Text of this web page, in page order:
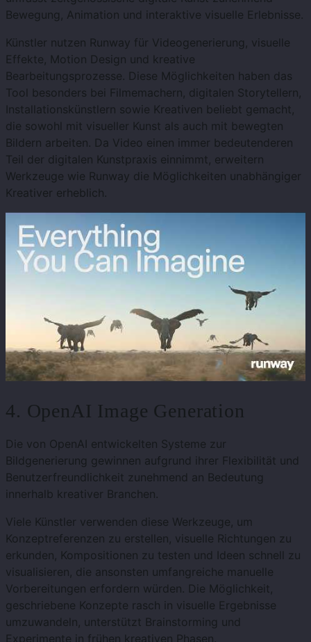
Bewegung, Animation und interaktive visuelle Erlebnisse.
Künstler nutzen Runway für Videogenerierung, visuelle
Effekte, Motion Design und kreative
Bearbeitungsprozesse. Diese Möglichkeiten haben das
Tool besonders bei Filmemachern, digitalen Storytellern,
Installationskünstlern sowie Kreativen beliebt gemacht,
die sowohl mit visueller Kunst als auch mit bewegten
Bildern arbeiten. Da Video einen immer bedeutenderen
Teil der digitalen Kunstpraxis einnimmt, erweitern
Werkzeuge wie Runway die Möglichkeiten unabhängiger
Kreativer erheblich.
4. OpenAI Image Generation
Die von OpenAI entwickelten Systeme zur
Bildgenerierung gewinnen aufgrund ihrer Flexibilität und
Benutzerfreundlichkeit zunehmend an Bedeutung
innerhalb kreativer Branchen.
Viele Künstler verwenden diese Werkzeuge, um
Konzeptreferenzen zu erstellen, visuelle Richtungen zu
erkunden, Kompositionen zu testen und Ideen schnell zu
visualisieren, die ansonsten umfangreiche manuelle
Vorbereitungen erfordern würden. Die Möglichkeit,
geschriebene Konzepte rasch in visuelle Ergebnisse
umzuwandeln, unterstützt Brainstorming und
Experimente in frühen kreativen Phasen.